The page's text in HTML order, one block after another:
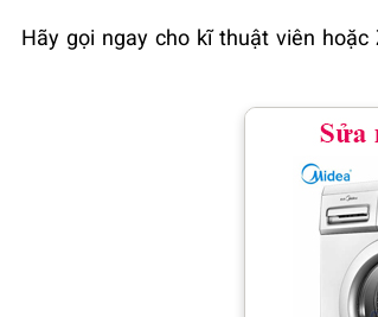
Hãy gọi ngay cho kĩ thuật viên